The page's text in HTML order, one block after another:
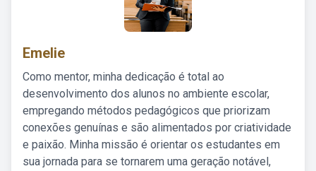
Emelie
Como mentor, minha dedicação é total ao
desenvolvimento dos alunos no ambiente escolar,
empregando métodos pedagógicos que priorizam
conexões genuínas e são alimentados por criatividade
e paixão. Minha missão é orientar os estudantes em
sua jornada para se tornarem uma geração notável,